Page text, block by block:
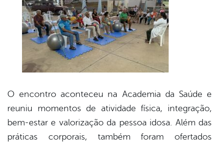
O encontro aconteceu na Academia da Saúde e
reuniu momentos de atividade física, integração,
bem-estar e valorização da pessoa idosa. Além das
práticas corporais, também foram ofertados